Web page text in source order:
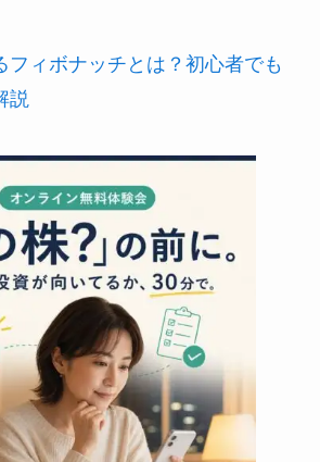
フィボナッチとは？初心者でも
説